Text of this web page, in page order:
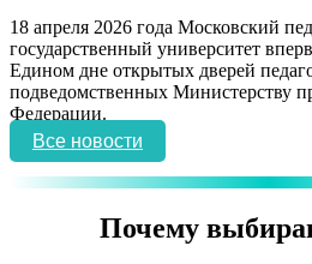
18 апреля 2026 года Московский
государственный университет
Едином дне открытых дверей
подведомственных Министерству
Федерации.
Все новости
Почему